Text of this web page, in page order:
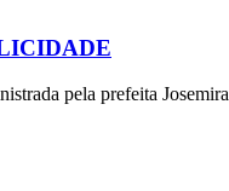
pela prefeita Josemira